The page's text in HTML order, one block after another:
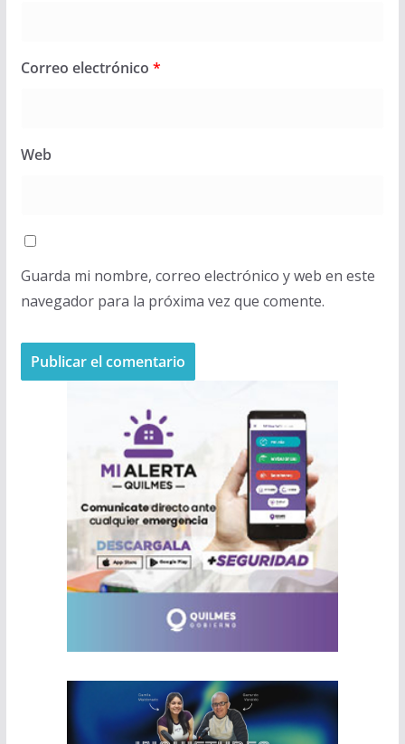
Correo electrónico *
Web
Guarda mi nombre, correo electrónico y web en este
navegador para la próxima vez que comente.